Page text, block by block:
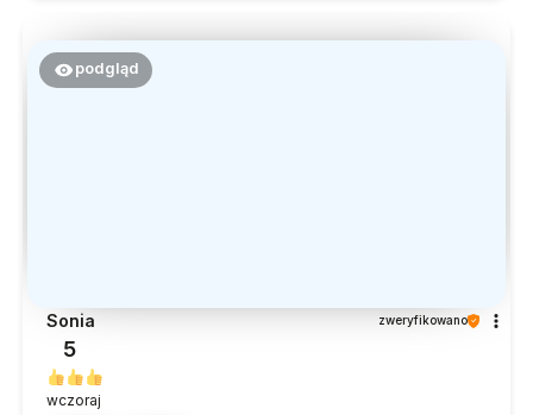
podgląd
Sonia zweryfikowano
5
wczoraj